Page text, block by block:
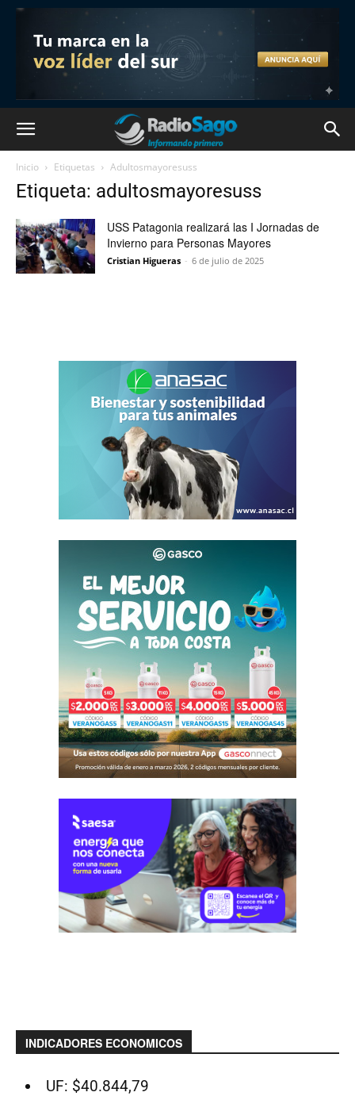
Inicio Etiquetas Adultosmayoresuss
Etiqueta: adultosmayoresuss
USS Patagonia realizará las I Jornadas de
Invierno para Personas Mayores
Cristian Higueras - 6 de julio de 2025
INDICADORES ECONOMICOS
UF: $40.844,79